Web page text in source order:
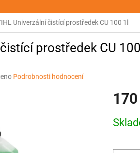
Univerzální čistící prostředek CU 100 1l
prostředek CU 100
Podrobnosti hodnocení
cena: